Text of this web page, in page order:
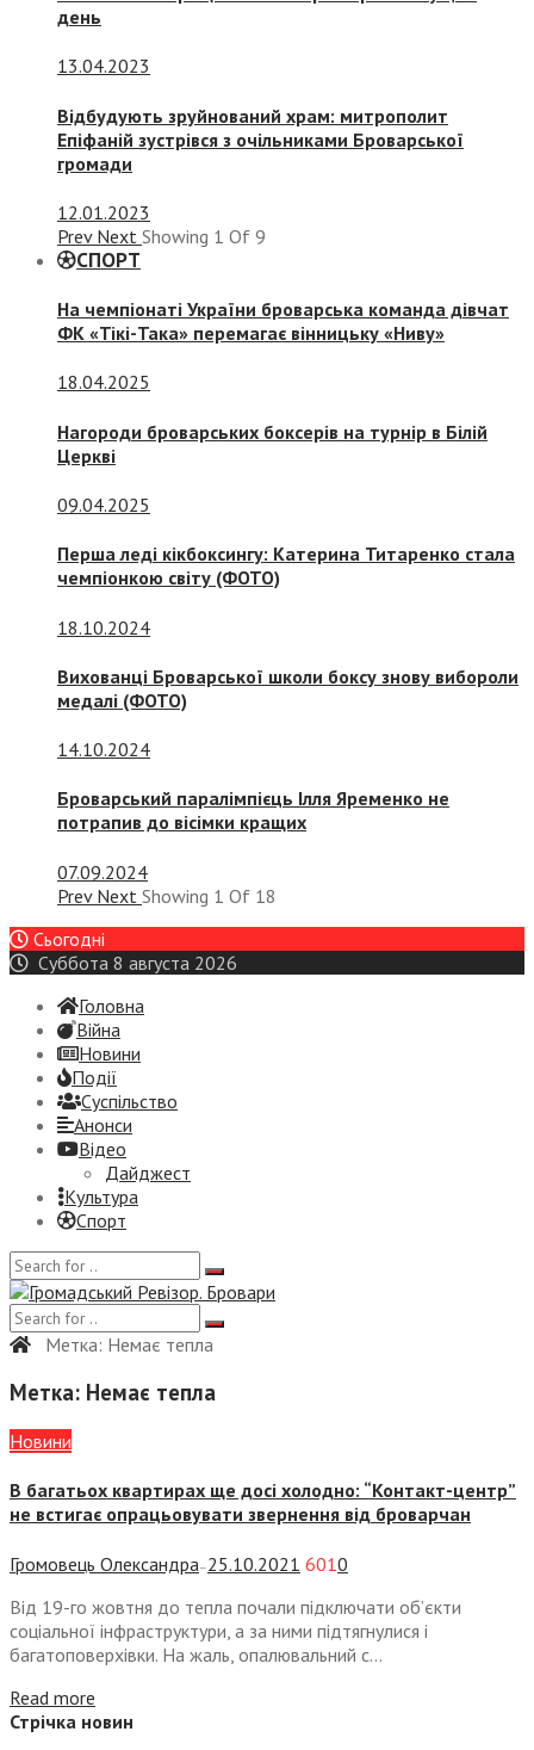
день
13.04.2023
Відбудують зруйнований храм: митрополит
Епіфаній зустрівся з очільниками Броварської
громади
12.01.2023
Prev Next Showing 1 Of 9
СПОРТ
На чемпіонаті України броварська команда дівчат
ФК «Тікі-Така» перемагає вінницьку «Ниву»
18.04.2025
Нагороди броварських боксерів на турнір в Білій
Церкві
09.04.2025
Перша леді кікбоксингу: Катерина Титаренко стала
чемпіонкою світу (ФОТО)
18.10.2024
Вихованці Броварської школи боксу знову вибороли
медалі (ФОТО)
14.10.2024
Броварський паралімпієць Ілля Яременко не
потрапив до вісімки кращих
07.09.2024
Prev Next Showing 1 Of 18
Сьогодні
Суббота 8 августа 2026
Головна
Війна
Новини
Події
Суспiльство
Анонси
Відео
Дайджест
Культура
Спорт
Метка: Немає тепла
Метка: Немає тепла
Новини
В багатьох квартирах ще досі холодно: “Контакт-центр”
не встигає опрацьовувати звернення від броварчан
Громовець Олександра — 25.10.2021 6010
Від 19-го жовтня до тепла почали підключати об’єкти
соціальної інфраструктури, а за ними підтягнулися і
багатоповерхівки. На жаль, опалювальний с...
Read more
Стрічка новин